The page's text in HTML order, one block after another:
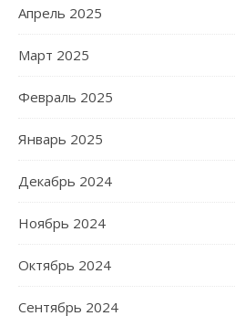
Апрель 2025
Март 2025
Февраль 2025
Январь 2025
Декабрь 2024
Ноябрь 2024
Октябрь 2024
Сентябрь 2024